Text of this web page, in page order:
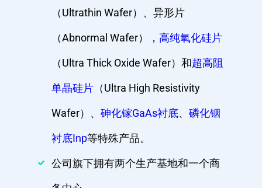
（Ultrathin Wafer）、异形片
（Abnormal Wafer）， 高纯氧化硅片
（Ultra Thick Oxide Wafer）和超高阻
单晶硅片 （Ultra High Resistivity
Wafer）、 砷化镓GaAs衬底、 磷化铟
衬底Inp等特殊产品。
公司旗下拥有两个生产基地和一个商